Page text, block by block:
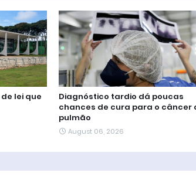
lei que
Diagnóstico tardio dá poucas
chances de cura para o câncer
pulmão
August 06, 2026